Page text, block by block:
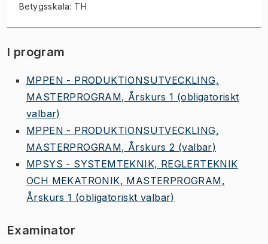
Betygsskala: TH
I program
MPPEN - PRODUKTIONSUTVECKLING,
MASTERPROGRAM, Årskurs 1 (obligatoriskt
valbar)
MPPEN - PRODUKTIONSUTVECKLING,
MASTERPROGRAM, Årskurs 2 (valbar)
MPSYS - SYSTEMTEKNIK, REGLERTEKNIK
OCH MEKATRONIK, MASTERPROGRAM,
Årskurs 1 (obligatoriskt valbar)
Examinator